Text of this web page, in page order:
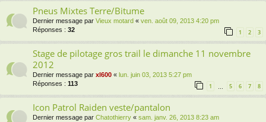
Pneus Mixtes Terre/Bitume
Dernier message par Vieux motard « ven. août 09, 2013 4:20 pm
Réponses : 32 1 2 3
Stage de pilotage gros trail le dimanche 11 novembre
2012
Dernier message par xl600 « lun. juin 03, 2013 5:27 pm
Réponses : 113 1 … 5 6 7 8
Icon Patrol Raiden veste/pantalon
Dernier message par Chatothierry « sam. janv. 26, 2013 8:23 am